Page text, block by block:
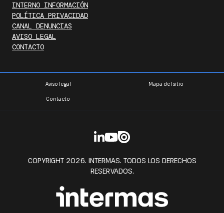
INTERNO INFORMACIÓN
POLÍTICA PRIVACIDAD
CANAL DENUNCIAS
AVISO LEGAL
CONTACTO
Aviso legal Mapa del sitio
Contacto
COPYRIGHT 2026. INTERMAS. TODOS LOS DERECHOS
RESERVADOS.